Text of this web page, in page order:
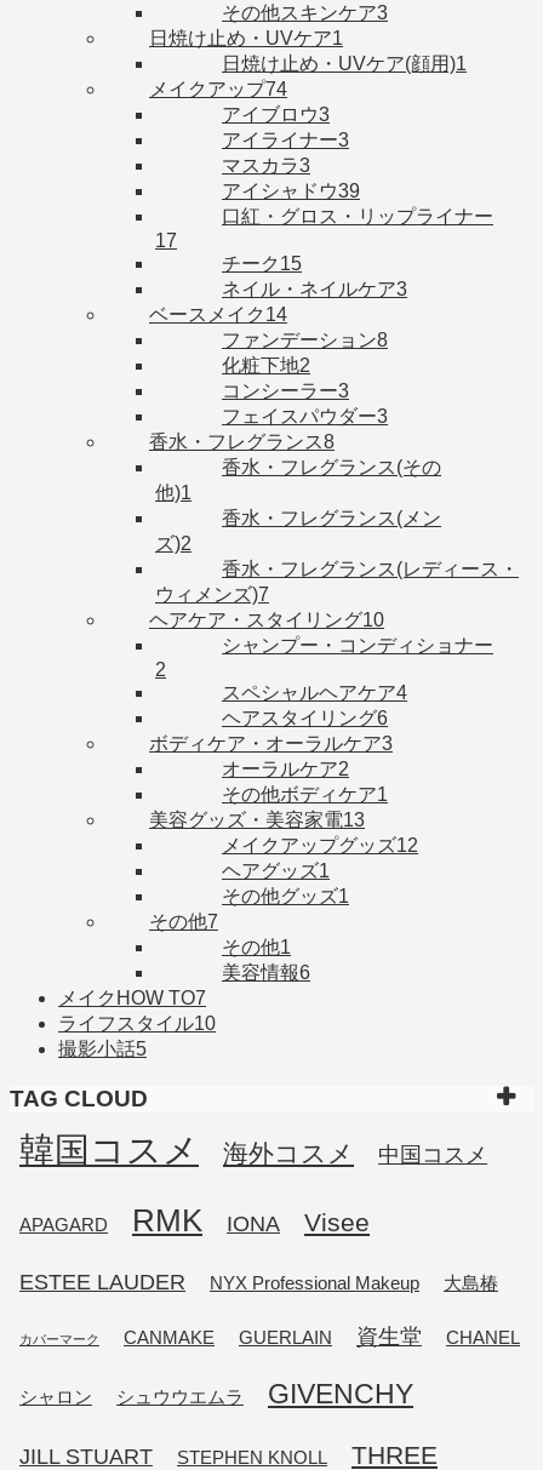
その他スキンケア3
日焼け止め・UVケア1
日焼け止め・UVケア(顔用)1
メイクアップ74
アイブロウ3
アイライナー3
マスカラ3
アイシャドウ39
口紅・グロス・リップライナー
17
チーク 15
ネイル・ネイルケア3
ベースメイク 14
ファンデーション8
化粧下地2
コンシーラー3
フェイスパウダー3
香水・フレグランス8
香水・フレグランス(その
他)1
香水・フレグランス(メン
ズ)2
香水・フレグランス(レディース・
ウィメンズ)7
ヘアケア・スタイリング10
シャンプー・コンディショナー
2
スペシャルヘアケア4
ヘアスタイリング6
ボディケア・オーラルケア3
オーラルケア2
その他ボディケア1
美容グッズ・美容家電13
メイクアップグッズ12
ヘアグッズ1
その他グッズ1
その他7
その他1
美容情報6
メイクHOW TO7
ライフスタイル10
撮影小話5
TAG CLOUD
韓国コスメ 海外コスメ 中国コスメ
APAGARD RMK IONA Visee
ESTEE LAUDER NYX Professional Makeup 大島椿
カバーマーク CANMAKE GUERLAIN 資生堂 CHANEL
シャロン シュウウエムラ GIVENCHY
JILL STUART STEPHEN KNOLL THREE